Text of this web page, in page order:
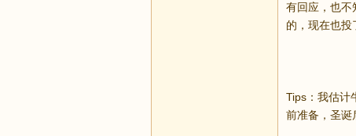
有回应，也不
的，现在也投
Tips：我估计
前准备，圣诞